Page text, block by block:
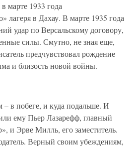
марте 1933 года
лагеря в Дахау. В марте 1935 года
удар по Версальскому договору,
силы. Смутно, не зная еще,
предчувствовал рождение
и близость новой войны.
в побеге, и куда подальше. И
ему Пьер Лазарефф, главный
и Эрве Милль, его заместитель.
Верный своим убеждениям,